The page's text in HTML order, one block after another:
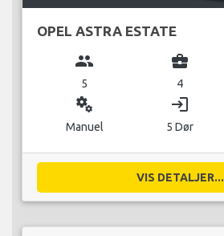
OPEL ASTRA ESTATE
group
5
business_center
4
miscellaneous_services
Manuel
login
5 Dør
VIS DETALJER...